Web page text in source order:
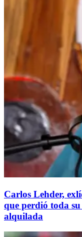
Carlos Lehder,
que perdió toda
alquilada